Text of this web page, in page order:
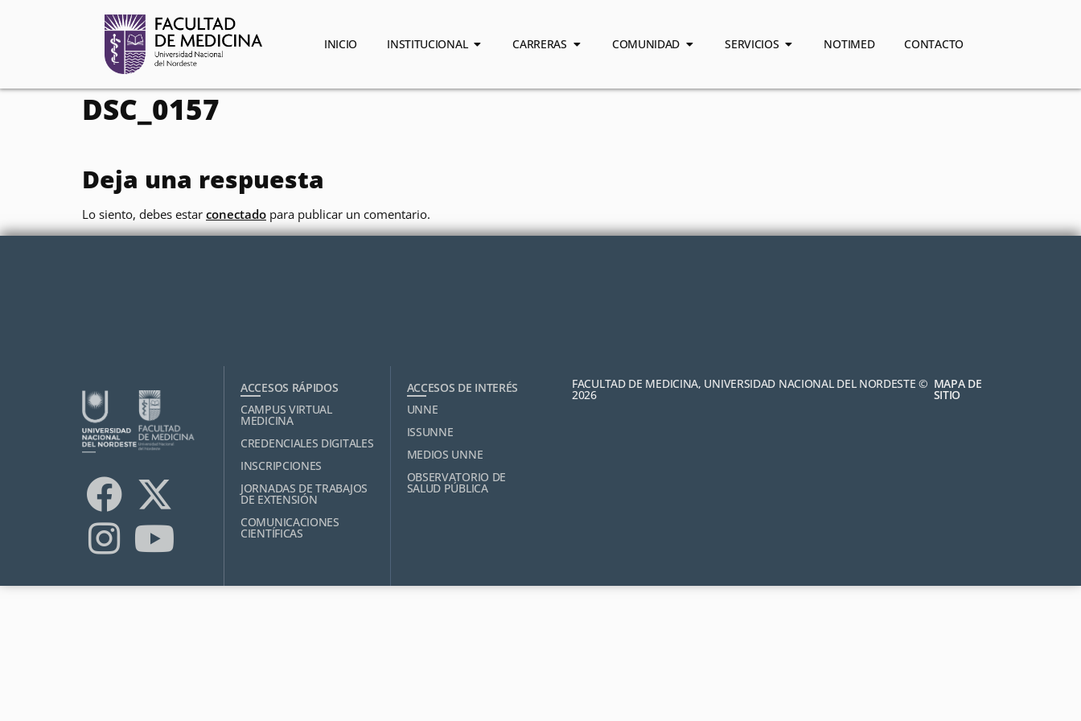
INICIO INSTITUCIONAL CARRERAS COMUNIDAD SERVICIOS NOTIMED CONTACTO
DSC_0157
Deja una respuesta
Lo siento, debes estar conectado para publicar un comentario.
ACCESOS RÁPIDOS
CAMPUS VIRTUAL
MEDICINA
CREDENCIALES DIGITALES
INSCRIPCIONES
JORNADAS DE TRABAJOS
DE EXTENSIÓN
COMUNICACIONES
CIENTÍFICAS
ACCESOS DE INTERÉS
UNNE
ISSUNNE
MEDIOS UNNE
OBSERVATORIO DE
SALUD PÚBLICA
FACULTAD DE MEDICINA, UNIVERSIDAD NACIONAL DEL NORDESTE ©
2026
MAPA DE
SITIO